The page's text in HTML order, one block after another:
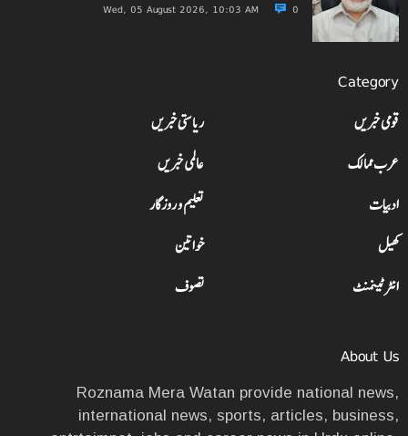
Wed, 05 August 2026, 10:03 AM 0
Category
قومی خبریں
ریاستی خبریں
عرب ممالک
عالمی خبریں
ادبیات
تعلیم و روزگار
کھیل
خواتین
انٹرٹینمنٹ
تصوف
About Us
Roznama Mera Watan provide national news,
international news, sports, articles, business,